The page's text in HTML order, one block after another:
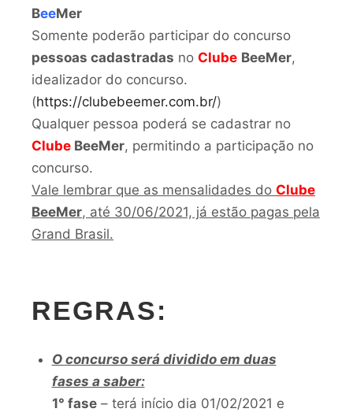
BeeMer
Somente poderão participar do concurso
pessoas cadastradas no Clube BeeMer,
idealizador do concurso.
(https://clubebeemer.com.br/)
Qualquer pessoa poderá se cadastrar no
Clube BeeMer, permitindo a participação no
concurso.
Vale lembrar que as mensalidades do Clube
BeeMer, até 30/06/2021, já estão pagas pela
Grand Brasil.
REGRAS:
O concurso será dividido em duas
fases a saber:
1° fase– terá início dia 01/02/2021 e